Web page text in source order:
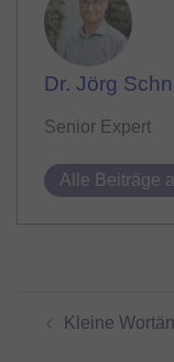
Dr. Jörg
Senior Expert
Alle Beiträge
Kleine